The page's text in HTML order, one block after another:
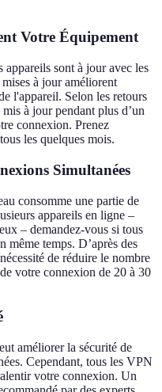
Votre Équipement
sont à jour avec les
à jour améliorent
l'appareil. Selon les retours
à jour pendant plus d’un
connexion. Prenez
les quelques mois.
Simultanées
consomme une partie de
appareils en ligne –
– demandez-vous si tous
même temps. D’après des
de réduire le nombre
votre connexion de 20 à 30
améliorer la sécurité de
Cependant, tous les VPN
votre connexion. Un